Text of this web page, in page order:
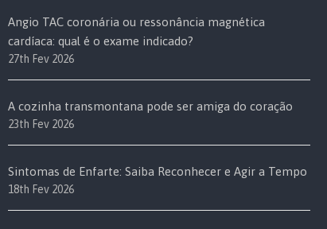
Angio TAC coronária ou ressonância magnética
cardíaca: qual é o exame indicado?
27th Fev 2026
A cozinha transmontana pode ser amiga do coração
23th Fev 2026
Sintomas de Enfarte: Saiba Reconhecer e Agir a Tempo
18th Fev 2026